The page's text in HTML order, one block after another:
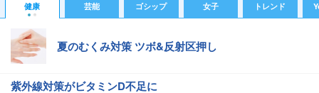
健康 芸能 ゴシップ 女子 トレンド
夏のむくみ対策 ツボ&反射区押し
紫外線対策がビタミンD不足に